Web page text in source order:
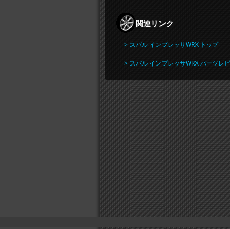
関連リンク
> スバル インプレッサWRX トップ
> スバル インプレッサWRX パーツレ